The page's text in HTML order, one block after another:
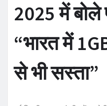
2025 में बोले
“भारत में
से भी सस्ता”